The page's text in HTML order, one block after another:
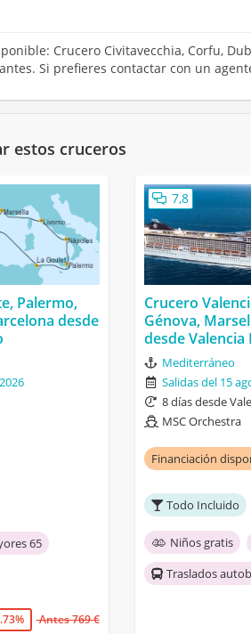
Crucero Civitavecchia, Corfu,
Si prefieres contactar con un
estos cruceros
Palermo,
desde
65
Antes 769 €
7,8
Crucero
Génova,
desde
Mediterráneo
Salidas del 15
8 días desde
MSC Orchestra
Financiación
Todo Incluido
Niños gratis
Traslados